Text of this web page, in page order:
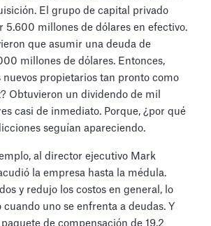
El grupo de capital privado
5.600 millones de dólares en efectivo.
que asumir una deuda de
millones de dólares. Entonces,
nuevos propietarios tan pronto como
Obtuvieron un dividendo de mil
casi de inmediato. Porque, ¿por qué
seguían apareciendo.
al director ejecutivo Mark
la empresa hasta la médula.
y redujo los costos en general, lo
uno se enfrenta a deudas. Y
de compensación de 19,2